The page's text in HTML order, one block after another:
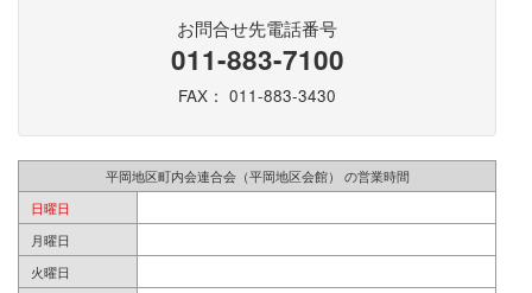
お問合せ先電話番号
011-883-7100
FAX： 011-883-3430
平岡地区町内会連合会（平岡地区会館） の営業時間
日曜日
月曜日
火曜日